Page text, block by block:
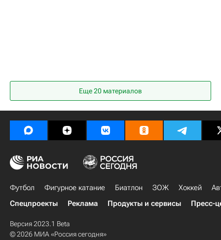
Еще20 материалов
Футбол Фигурное катание Биатлон ЗОЖ Хоккей
Спецпроекты
Реклама Продукты и сервисы Пресс-
Версия 2023.1 Beta
© 2026 МИА «Россия сегодня»